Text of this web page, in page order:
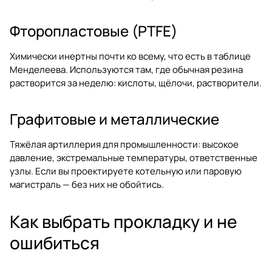
Фторопластовые (PTFE)
Химически инертны почти ко всему, что есть в таблице
Менделеева. Используются там, где обычная резина
растворится за неделю: кислоты, щёлочи, растворители.
Графитовые и металлические
Тяжёлая артиллерия для промышленности: высокое
давление, экстремальные температуры, ответственные
узлы. Если вы проектируете котельную или паровую
магистраль — без них не обойтись.
Как выбрать прокладку и не
ошибиться